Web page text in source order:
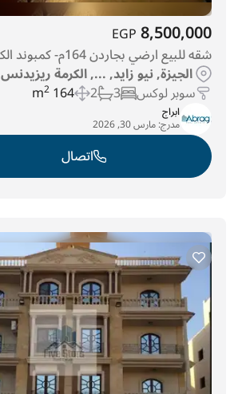
8,500,000
EGP
شقه للبيع ارضي بجاردن 164م- كمبوند الكرمة ريزيدنس
الجيزة, نيو زايد, ..., الكرمة ريزيدنس
سوبر لوكس 3
2
164 m
2
ابراج
مدرج:مارس 30, 2026
اتصال